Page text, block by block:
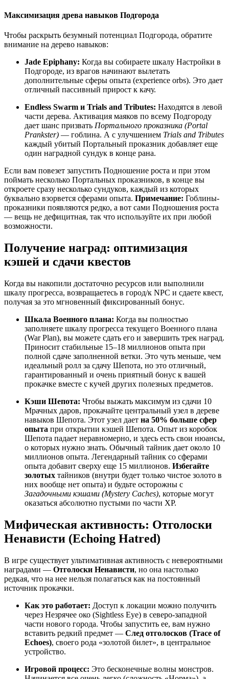
Максимизация древа навыков Подгорода
Чтобы раскрыть безумный потенциал Подгорода, обратите
внимание на дерево навыков:
Jade Epiphany: Когда вы собираете шкалу Настройки в
Подгороде, из врагов начинают вылетать
дополнительные сферы опыта (experience orbs). Это дает
отличный пассивный прирост к качу.
Endless Swarm и Trials and Tributes: Находятся в левой
части дерева. Активация маяков по всему Подгороду
дает шанс призвать Портального проказника (Portal
Prankster) — гоблина. А с улучшением Trials and Tributes
каждый убитый Портальный проказник добавляет еще
один наградной сундук в конце рана.
Если вам повезет запустить Подношение роста и при этом
поймать несколько Портальных проказников, в конце вы
откроете сразу несколько сундуков, каждый из которых
буквально взорвется сферами опыта. Примечание: Гоблины-
проказники появляются редко, а вот сами Подношения роста
— вещь не дефицитная, так что используйте их при любой
возможности.
Получение наград: оптимизация
кэшей и сдачи квестов
Когда вы накопили достаточно ресурсов или выполнили
шкалу прогресса, возвращаетесь в город/к NPC и сдаете квест,
получая за это мгновенный фиксированный бонус.
Шкала Военного плана: Когда вы полностью
заполняете шкалу прогресса текущего Военного плана
(War Plan), вы можете сдать его и завершить трек наград.
Приносит стабильные 15–18 миллионов опыта при
полной сдаче заполненной ветки. Это чуть меньше, чем
идеальный ролл за сдачу Шепота, но это отличный,
гарантированный и очень приятный бонус к вашей
прокачке вместе с кучей других полезных предметов.
Кэши Шепота: Чтобы выжать максимум из сдачи 10
Мрачных даров, прокачайте центральный узел в дереве
навыков Шепота. Этот узел дает на 50% больше сфер
опыта при открытии кэшей Шепота. Опыт из коробок
Шепота падает неравномерно, и здесь есть свои нюансы,
о которых нужно знать. Обычный тайник дает около 10
миллионов опыта. Легендарный тайник со сферами
опыта добавит сверху еще 15 миллионов. Избегайте
золотых тайников (внутри будет только чистое золото в
них вообще нет опыта) и будьте осторожны с
Загадочными кэшами (Mystery Caches), которые могут
оказаться абсолютно пустыми по части XP.
Мифическая активность: Отголоски
Ненависти (Echoing Hatred)
В игре существует ультимативная активность с невероятными
наградами — Отголоски Ненависти, но она настолько
редкая, что на нее нельзя полагаться как на постоянный
источник прокачки.
Как это работает: Доступ к локации можно получить
через Незрячее око (Sightless Eye) в северо-западной
части нового города. Чтобы запустить ее, вам нужно
вставить редкий предмет — След отголосков (Trace of
Echoes), своего рода «золотой билет», в центральное
устройство.
Игровой процесс: Это бесконечные волны монстров.